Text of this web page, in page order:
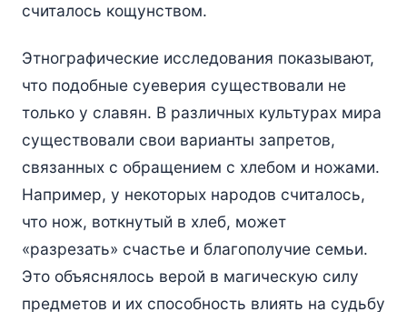
считалось кощунством.
Этнографические исследования показывают,
что подобные суеверия существовали не
только у славян. В различных культурах мира
существовали свои варианты запретов,
связанных с обращением с хлебом и ножами.
Например, у некоторых народов считалось,
что нож, воткнутый в хлеб, может
«разрезать» счастье и благополучие семьи.
Это объяснялось верой в магическую силу
предметов и их способность влиять на судьбу